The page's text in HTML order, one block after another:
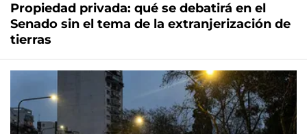
Propiedad privada: qué se debatirá en el
Senado sin el tema de la extranjerización de
tierras